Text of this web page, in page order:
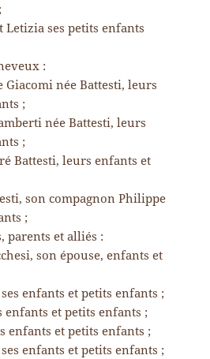
ses petits enfants
:
née Battesti, leurs
;
née Battesti, leurs
;
Battesti, leurs enfants et
son compagnon Philippe
;
parents et alliés :
son épouse, enfants et
enfants et petits enfants ;
enfants et petits enfants ;
enfants et petits enfants ;
enfants et petits enfants ;